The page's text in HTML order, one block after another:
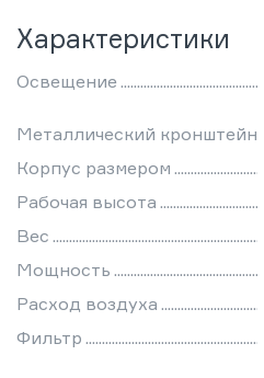
Характеристики
Освещение
Металлический кронштейн
Корпус размером
Рабочая высота
Вес
Мощность
Расход воздуха
Фильтр